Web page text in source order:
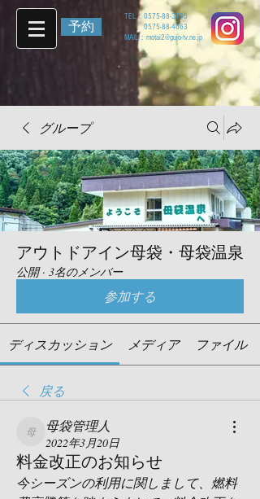
予約
TEL： 0575-88-3155
0575-88-4063
MAIL： motai2@gujo-tv.ne.jp
グループ
アウトドアイン母袋・母袋温泉
公開 · 3名のメンバー
参加する
ディスカッション メディア ファイル
戻る
母袋管理人
母袋管理人
2022年3月20日
料金改正のお知らせ
今シーズンの利用に関しまして、燃料